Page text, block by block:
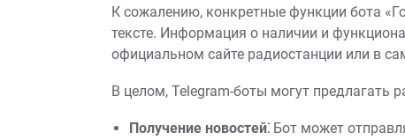
К сожалению, конкретные функции бота
тексте. Информация о наличии и
официальном сайте радиостанции или в
В целом, Telegram-боты могут предлагать
Получение новостей⁚ Бот может